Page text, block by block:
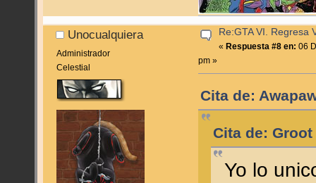
Unocualquiera
Administrador
Celestial
Re:GTA VI. Regresa
« Respuesta #8 en: 06
pm »
Cita de:
Cita de:
Yo lo